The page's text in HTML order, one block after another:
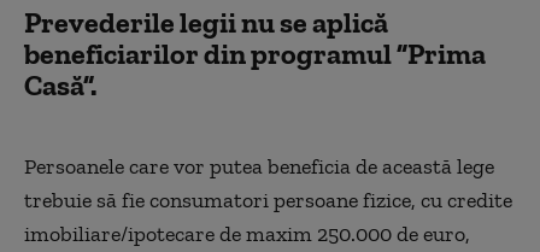
Prevederile legii nu se aplică
beneficiarilor din programul ”Prima
Casă”.
Persoanele care vor putea beneficia de această lege
trebuie să fie consumatori persoane fizice, cu credite
imobiliare/ipotecare de maxim 250.000 de euro,